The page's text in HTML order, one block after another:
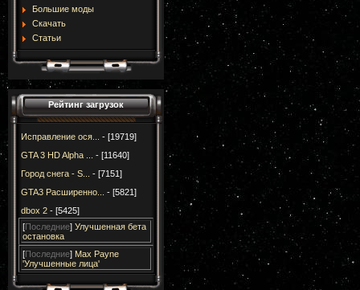
Большие моды
Скачать
Статьи
Рейтинг загрузок
Исправление ося...
- [19719]
GTA 3 HD Alpha ...
- [11640]
Город снега - S...
- [7151]
GTA3 Расширенно...
- [5821]
dbox 2 - [5425]
[Последние] Улучшенная бета
остановка
[Последние] Max Payne
'Улучшенные лица'